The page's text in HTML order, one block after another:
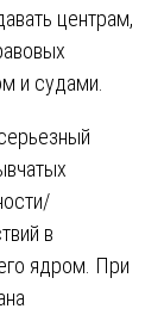
центрам,
и судами.
в
ядром. При